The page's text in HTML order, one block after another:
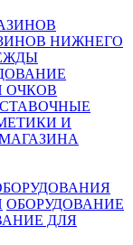
НИЖНЕГО
ОЧКОВ
И
ОБОРУДОВАНИЕ
ДЛЯ